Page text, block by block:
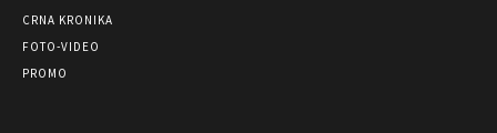
CRNA KRONIKA
FOTO-VIDEO
PROMO